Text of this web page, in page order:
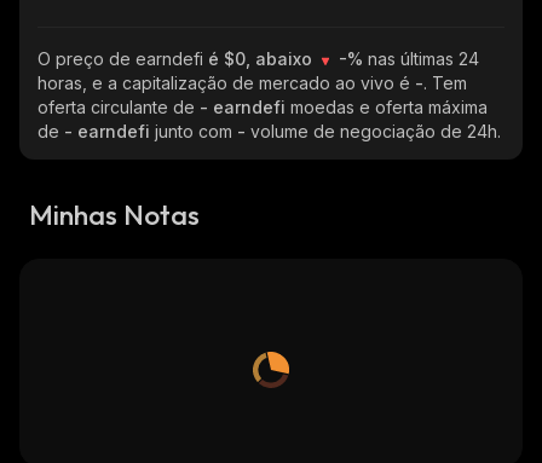
O preço de earndefi é $0, abaixo -% nas últimas 24
horas, e a capitalização de mercado ao vivo é -. Tem
oferta circulante de - earndefi moedas e oferta máxima
de - earndefi junto com - volume de negociação de 24h.
Minhas Notas